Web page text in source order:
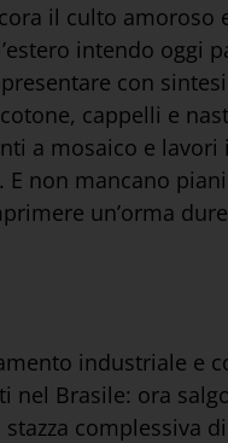
il culto
intendo oggi
con
cappelli e
a mosaico e
non mancano
un’orma
industriale e
Brasile: ora
complessiva